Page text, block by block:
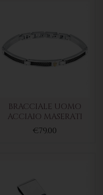
BRACCIALE UOMO
ACCIAIO MASERATI
€79.00